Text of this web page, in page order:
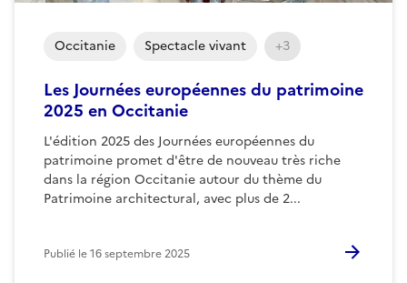
Les Journées européennes du patrimoine
2025 en Occitanie
L'édition 2025 des Journées européennes du
patrimoine promet d'être de nouveau très riche
dans la région Occitanie autour du thème du
Patrimoine architectural, avec plus de 2...
Occitanie Spectacle vivant +3
Publié le16 septembre 2025